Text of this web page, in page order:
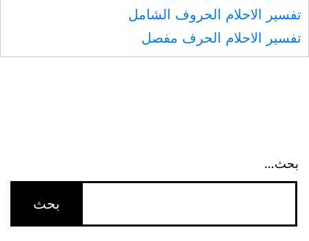
تفسير الاحلام الحروف الشامل
تفسير الاحلام الحرف مفصل
بحث…